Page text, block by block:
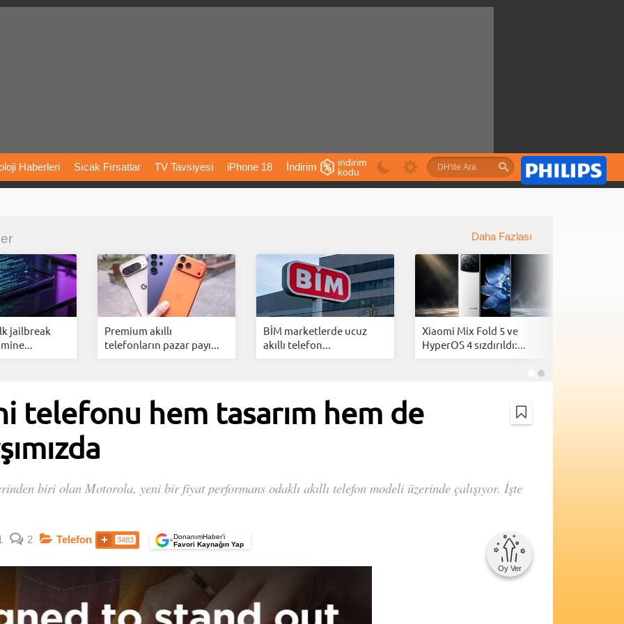
Haberleri Sıcak Fırsatlar TV Tavsiyesi iPhone 18 İndirim
Dondurma İnstagram Çöktü Mü
indirim
kodu
Daha Fazlası
jailbreak
Premium akıllı
telefonların pazar payı...
BİM marketlerde ucuz
akıllı telefon...
Xiaomi Mix Fold 5 ve
HyperOS 4 sızdırıldı:...
telefonu hem tasarım hem de
biri olan Motorola, yeni bir fiyat performans odaklı akıllı telefon modeli üzerinde çalışıyor. İşte
2 Telefon 3483 +DonanımHaber’i
Favori Kaynağın Yap
Oy Ver